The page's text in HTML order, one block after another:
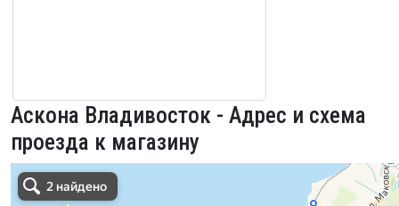
Аскона Владивосток - Адрес и схема
проезда к магазину
Аскона Владивосток во Владивостоке
Владивосток